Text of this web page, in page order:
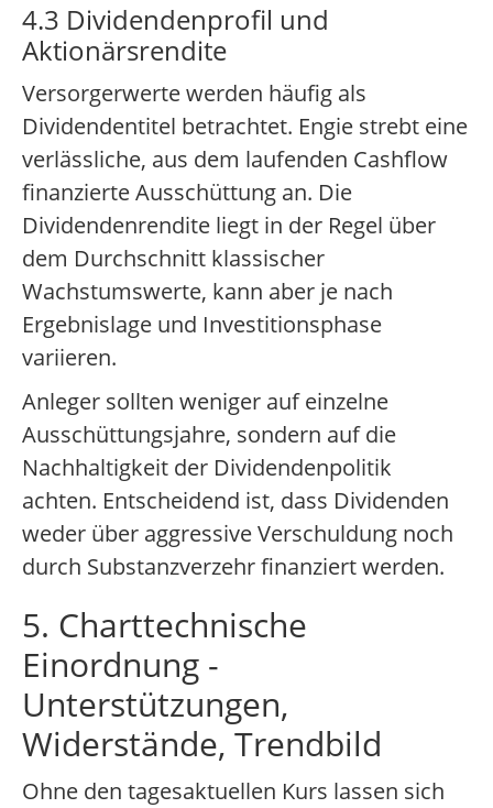
4.3 Dividendenprofil und
Aktionärsrendite
Versorgerwerte werden häufig als
Dividendentitel betrachtet. Engie strebt eine
verlässliche, aus dem laufenden Cashflow
finanzierte Ausschüttung an. Die
Dividendenrendite liegt in der Regel über
dem Durchschnitt klassischer
Wachstumswerte, kann aber je nach
Ergebnislage und Investitionsphase
variieren.
Anleger sollten weniger auf einzelne
Ausschüttungsjahre, sondern auf die
Nachhaltigkeit der Dividendenpolitik
achten. Entscheidend ist, dass Dividenden
weder über aggressive Verschuldung noch
durch Substanzverzehr finanziert werden.
5. Charttechnische
Einordnung -
Unterstützungen,
Widerstände, Trendbild
Ohne den tagesaktuellen Kurs lassen sich